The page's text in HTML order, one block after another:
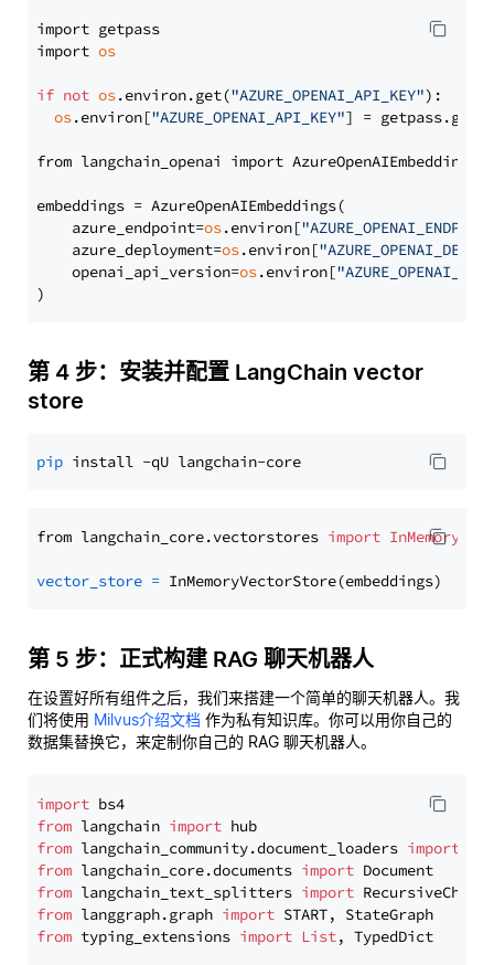
import getpass
import os
if not os.environ.get("AZURE_OPENAI_API_KEY"):
os.environ["AZURE_OPENAI_API_KEY"] =
from langchain_openai import AzureOpenAIEmbeddings
embeddings = AzureOpenAIEmbeddings(
    azure_endpoint=
os.environ[
    azure_deployment=
os.environ[
    openai_api_version=
os.environ[
第 4 步：安装并配置 LangChain vector
store
pip
from langchain_core.vectorstores import
vector_store =
第 5 步：正式构建 RAG 聊天机器人
在设置好所有组件之后，我们来搭建一个简单的聊天机器人。我
们将使用 Milvus介绍文档 作为私有知识库。你可以用你自己的
数据集替换它，来定制你自己的 RAG 聊天机器人。
import
from langchain import
from langchain_community.document_loaders import
from langchain_core.documents import
from langchain_text_splitters import
from langgraph.graph import
from typing_extensions import List, TypedDict